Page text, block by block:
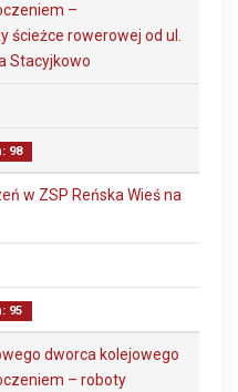
–
rowerowej od ul.
Stacyjkowo
98
w ZSP Reńska Wieś na
95
dworca kolejowego
– roboty